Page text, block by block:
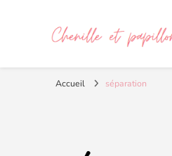
Chenille
Accueil séparation